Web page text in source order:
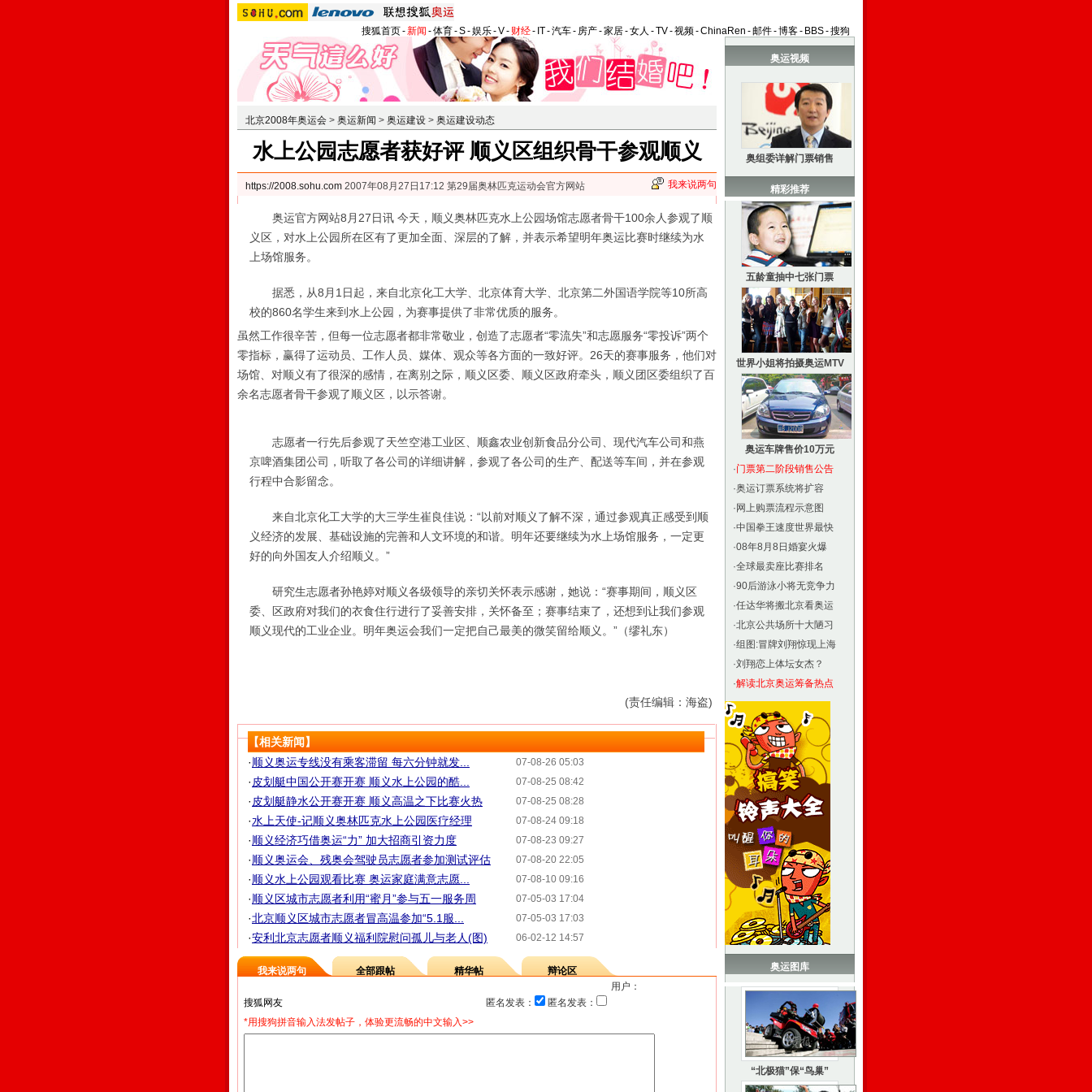
搜狐首页-新闻 -体育-S-娱乐-V- 财经- IT-汽车- 房产-家居-女人 -TV-视频-ChinaRen -邮件-博客- BBS-搜狗
北京2008年奥运会 > 奥运新闻 > 奥运建设 > 奥运建设动态
水上公园志愿者获好评 顺义区组织骨干参观顺义
https://2008.sohu.com 2007年08月27日17:12 第29届奥林匹克运动会官方网站 我来说两句
奥运官方网站8月27日讯 今天，顺义奥林匹克水上公园场馆志愿者骨干100余人参观了顺
义区，对水上公园所在区有了更加全面、深层的了解，并表示希望明年奥运比赛时继续为水
上场馆服务。
据悉，从8月1日起，来自北京化工大学、北京体育大学、北京第二外国语学院等10所高
校的860名学生来到水上公园，为赛事提供了非常优质的服务。
虽然工作很辛苦，但每一位志愿者都非常敬业，创造了志愿者“零流失”和志愿服务“零投诉”两个
零指标，赢得了运动员、工作人员、媒体、观众等各方面的一致好评。26天的赛事服务，他们对
场馆、对顺义有了很深的感情，在离别之际，顺义区委、顺义区政府牵头，顺义团区委组织了百
余名志愿者骨干参观了顺义区，以示答谢。
志愿者一行先后参观了天竺空港工业区、顺鑫农业创新食品分公司、现代汽车公司和燕
京啤酒集团公司，听取了各公司的详细讲解，参观了各公司的生产、配送等车间，并在参观
行程中合影留念。
来自北京化工大学的大三学生崔良佳说：“以前对顺义了解不深，通过参观真正感受到顺
义经济的发展、基础设施的完善和人文环境的和谐。明年还要继续为水上场馆服务，一定更
好的向外国友人介绍顺义。”
研究生志愿者孙艳婷对顺义各级领导的亲切关怀表示感谢，她说：“赛事期间，顺义区
委、区政府对我们的衣食住行进行了妥善安排，关怀备至；赛事结束了，还想到让我们参观
顺义现代的工业企业。明年奥运会我们一定把自己最美的微笑留给顺义。”（缪礼东）
(责任编辑：海盗)
【相关新闻】
07-08-26 05:03
·顺义奥运专线没有乘客滞留 每六分钟就发...
07-08-25 08:42
· 皮划艇中国公开赛开赛 顺义水上公园的酷...
07-08-25 08:28
· 皮划艇静水公开赛开赛 顺义高温之下比赛火热
07-08-24 09:18
·水上天使-记顺义奥林匹克水上公园医疗经理
07-08-23 09:27
·顺义经济巧借奥运“力” 加大招商引资力度
07-08-20 22:05
·顺义奥运会、残奥会驾驶员志愿者参加测试评估
07-08-10 09:16
·顺义水上公园观看比赛 奥运家庭满意志愿...
07-05-03 17:04
·顺义区城市志愿者利用“蜜月”参与五一服务周
07-05-03 17:03
·北京顺义区城市志愿者冒高温参加“5.1服...
06-02-12 14:57
·安利北京志愿者顺义福利院慰问孤儿与老人(图)
我来说两句 全部跟帖 精华帖
辩论区
用户：
匿名发表：
匿名发表：
*用搜狗拼音输入法发帖子，体验更流畅的中文输入>>
奥运视频
奥组委详解门票销售
精彩推荐
五龄童抽中七张门票
世界小姐将拍摄奥运MTV
奥运车牌售价10万元
·门票第二阶段销售公告
·奥运订票系统将扩容
· 网上购票流程示意图
·中国拳王速度世界最快
·08年8月8日婚宴火爆
·全球最卖座比赛排名
·90后游泳小将无竞争力
·任达华将搬北京看奥运
·北京公共场所十大陋习
·组图:冒牌刘翔惊现上海
·刘翔恋上体坛女杰？
·解读北京奥运筹备热点
奥运图库
“北极猫”保“鸟巢”